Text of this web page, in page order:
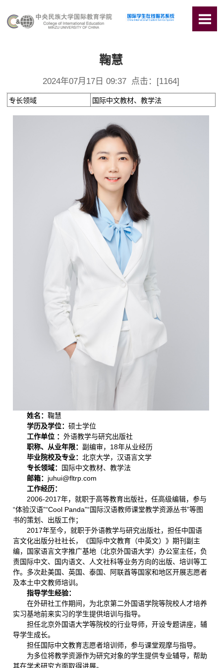
鞠慧
2024年07月17日 09:37 点击：[1164]
专长领域 国际中文教材、教学法
姓名：鞠慧
学历及学位：硕士学位
工作单位 ：外语教学与研究出版社
职称、从业年限：副编审，18年从业经历
毕业院校及专业：北京大学，汉语言文学
专长领域：
国际中文教材、教学法
邮箱： juhui@fltrp.com
工作经历：
2006-2017年，就职于高等教育出版社，任高级编辑，参与
“体验汉语”“Cool Panda”“国际汉语教师课堂教学资源丛书”等图
书的策划、出版工作；
2017年至今，就职于外语教学与研究出版社，担任中国语
言文化出版分社社长，《国际中文教育（中英文）》期刊副主
编，国家语言文字推广基地（北京外国语大学）办公室主任，负
责国际中文、国内语文、人文社科等业务方向的出版、培训等工
作。多次赴美国、英国、泰国、阿联酋等国家和地区开展志愿者
及本土中文教师培训。
指导学生经验：
在外研社工作期间，为北京第二外国语学院等院校人才培养
实习基地前来实习的学生提供培训与指导。
担任北京外国语大学等院校的行业导师，开设专题讲座，辅
导学生成长。
担任国际中文教育志愿者培训师，参与课堂观摩与指导。
为多位将教学资源作为研究对象的学生提供专业辅导，帮助
其在学术研究方面取得进展。